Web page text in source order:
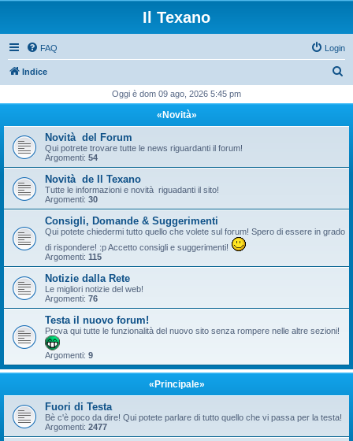
Il Texano
FAQ Login
Indice
c
Oggi è dom 09 ago, 2026 5:45 pm
«Novità»
Novità del Forum
Qui potrete trovare tutte le news riguardanti il forum!
Argomenti: 54
Novità de Il Texano
Tutte le informazioni e novità riguadanti il sito!
Argomenti: 30
Consigli, Domande & Suggerimenti
Qui potete chiedermi tutto quello che volete sul forum! Spero di essere in grado
di rispondere! :p Accetto consigli e suggerimenti!
Argomenti: 115
Notizie dalla Rete
Le migliori notizie del web!
Argomenti: 76
Testa il nuovo forum!
Prova qui tutte le funzionalità del nuovo sito senza rompere nelle altre sezioni!
Argomenti: 9
«Principale»
Fuori di Testa
Bè c'è poco da dire! Qui potete parlare di tutto quello che vi passa per la testa!
Argomenti: 2477